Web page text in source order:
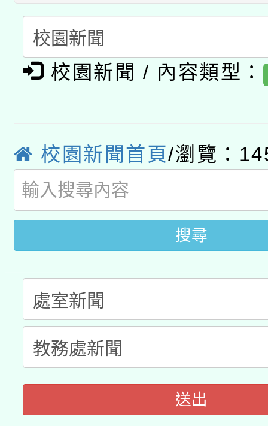
暨閱讀推動專業研習
科技賦能─人工智慧
礎課程
A3數位素養講師名單
「數位內容與教學軟
薪期間赴陸應申請許可
轉知經濟部水利署委託
業技術研究院辦理「
用水績優單位及節水達
115年8月22日(星期六
桃園市孔廟祈福系列
開 智慧啟航」
2026年桃園地景藝術
校園新聞 / 內容類型：
校園新聞首頁/瀏覽：
搜尋
送出